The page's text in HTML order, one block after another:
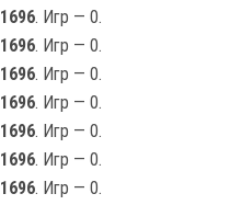
1696. Игр — 0.
1696. Игр — 0.
1696. Игр — 0.
1696. Игр — 0.
1696. Игр — 0.
1696. Игр — 0.
1696. Игр — 0.